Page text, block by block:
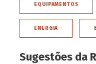
EQUIPAMENTOS
ENERGIA
Sugestões da